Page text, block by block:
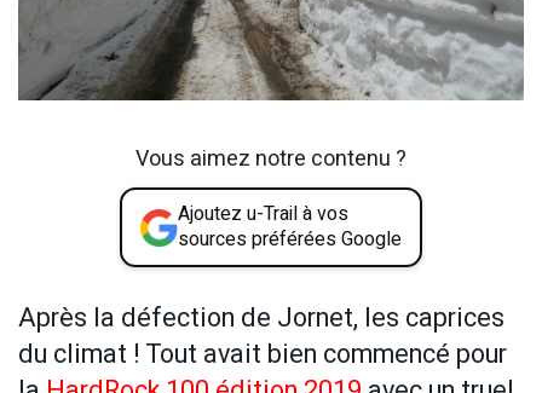
Vous aimez notre contenu ?
Ajoutez u-Trail à vos
sources préférées Google
Après la défection de Jornet, les caprices
du climat ! Tout avait bien commencé pour